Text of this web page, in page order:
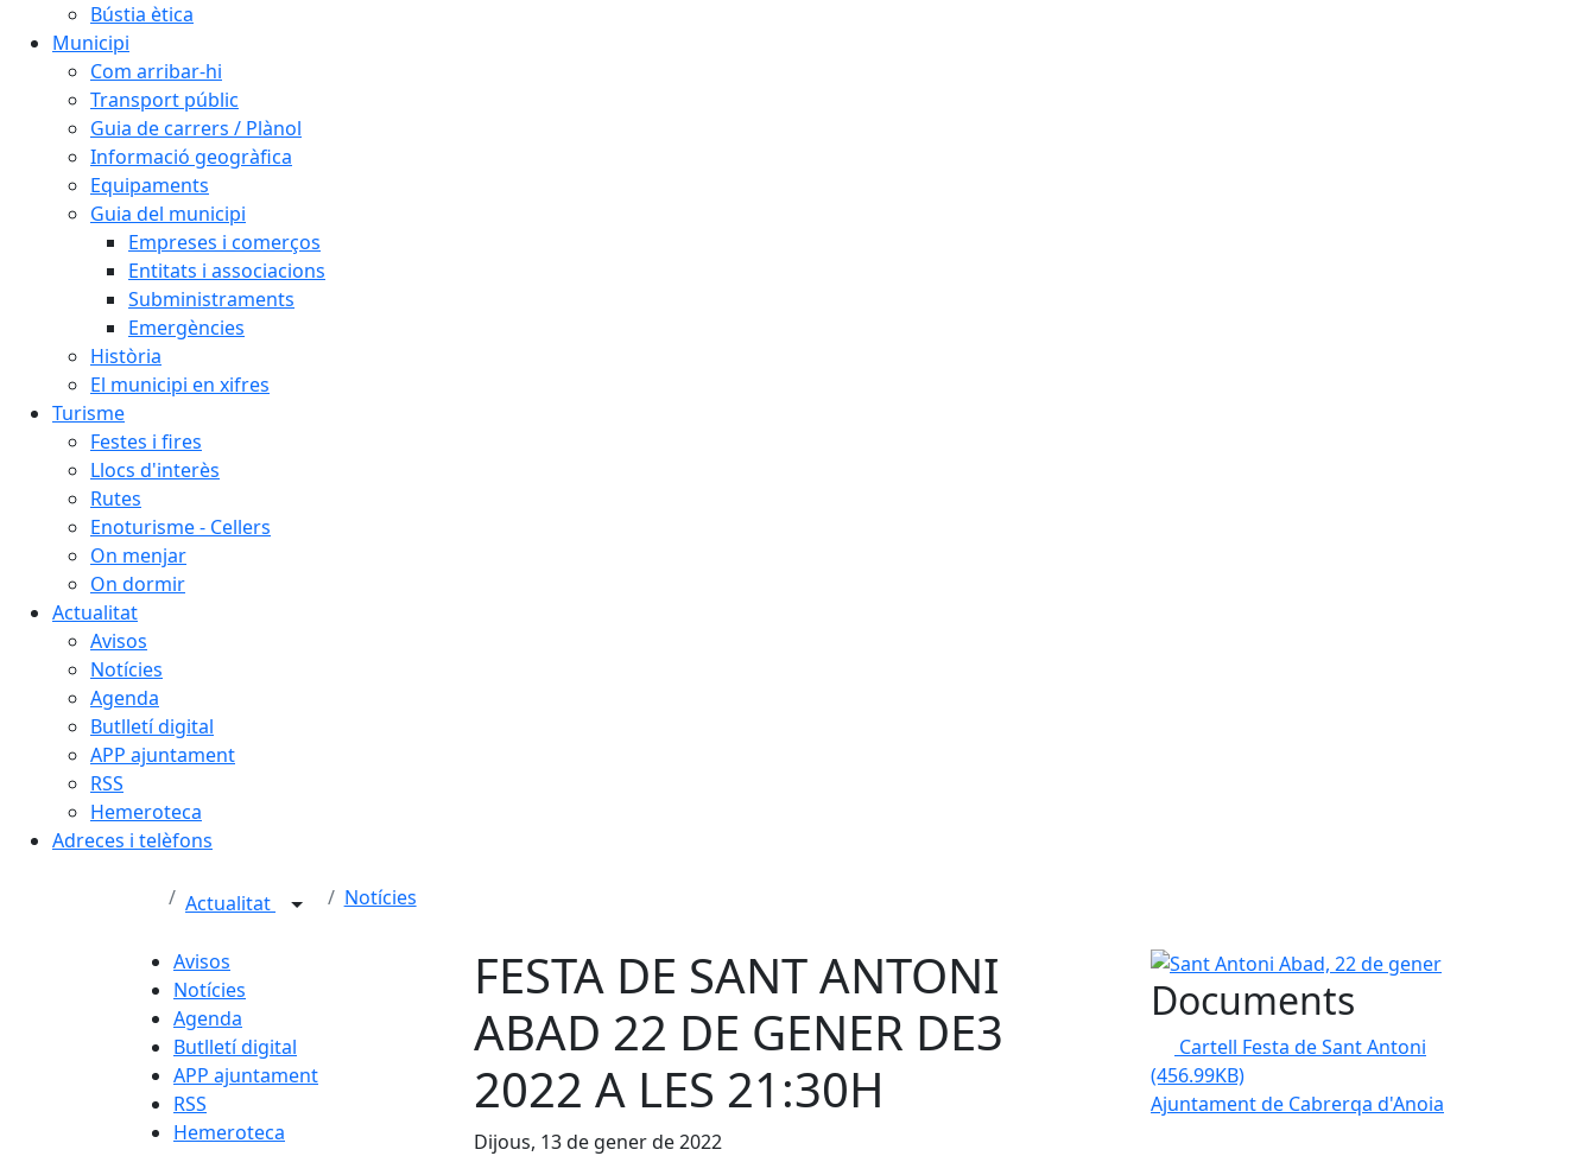
Bústia ètica
Municipi
Com arribar-hi
Transport públic
Guia de carrers / Plànol
Informació geogràfica
Equipaments
Guia del municipi
Empreses i comerços
Entitats i associacions
Subministraments
Emergències
Història
El municipi en xifres
Turisme
Festes i fires
Llocs d'interès
Rutes
Enoturisme - Cellers
On menjar
On dormir
Actualitat
Avisos
Notícies
Agenda
Butlletí digital
APP ajuntament
RSS
Hemeroteca
Adreces i telèfons
Actualitat Notícies
Avisos
Notícies
Agenda
Butlletí digital
APP ajuntament
RSS
Hemeroteca
FESTA DE SANT ANTONI
ABAD 22 DE GENER DE3
2022 A LES 21:30H
Dijous, 13 de gener de 2022
Sant Antoni Abad, 22 de gener
Documents
Cartell Festa de Sant Antoni
(456.99KB)
Ajuntament de Cabrerqa d'Anoia